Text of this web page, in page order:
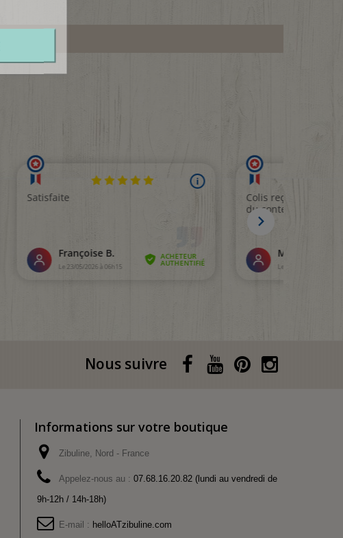
Nous suivre
Informations sur votre boutique
Zibuline, Nord - France
Appelez-nous au :07.68.16.20.82 (lundi au vendredi de
9h-12h / 14h-18h)
E-mail : helloATzibuline.com